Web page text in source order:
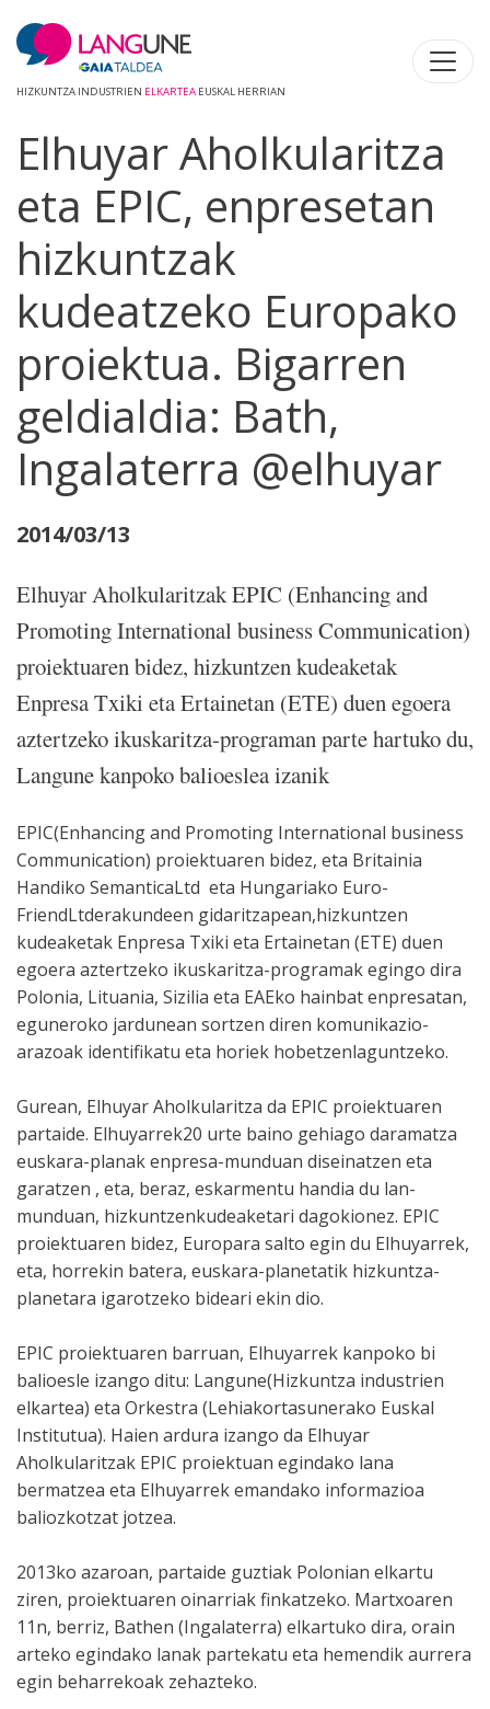
HIZKUNTZA INDUSTRIEN ELKARTEA EUSKAL HERRIAN
Elhuyar Aholkularitza
eta EPIC, enpresetan
hizkuntzak
kudeatzeko Europako
proiektua. Bigarren
geldialdia: Bath,
Ingalaterra @elhuyar
2014/03/13
Elhuyar Aholkularitzak EPIC (Enhancing and
Promoting International business Communication)
proiektuaren bidez, hizkuntzen kudeaketak
Enpresa Txiki eta Ertainetan (ETE) duen egoera
aztertzeko ikuskaritza-programan parte hartuko du,
Langune kanpoko balioeslea izanik
EPIC(Enhancing and Promoting International business
Communication) proiektuaren bidez, eta Britainia
Handiko SemanticaLtd eta Hungariako Euro-
FriendLtderakundeen gidaritzapean,hizkuntzen
kudeaketak Enpresa Txiki eta Ertainetan (ETE) duen
egoera aztertzeko ikuskaritza-programak egingo dira
Polonia, Lituania, Sizilia eta EAEko hainbat enpresatan,
eguneroko jardunean sortzen diren komunikazio-
arazoak identifikatu eta horiek hobetzenlaguntzeko.
Gurean, Elhuyar Aholkularitza da EPIC proiektuaren
partaide. Elhuyarrek20 urte baino gehiago daramatza
euskara-planak enpresa-munduan diseinatzen eta
garatzen , eta, beraz, eskarmentu handia du lan-
munduan, hizkuntzenkudeaketari dagokionez. EPIC
proiektuaren bidez, Europara salto egin du Elhuyarrek,
eta, horrekin batera, euskara-planetatik hizkuntza-
planetara igarotzeko bideari ekin dio.
EPIC proiektuaren barruan, Elhuyarrek kanpoko bi
balioesle izango ditu: Langune(Hizkuntza industrien
elkartea) eta Orkestra (Lehiakortasunerako Euskal
Institutua). Haien ardura izango da Elhuyar
Aholkularitzak EPIC proiektuan egindako lana
bermatzea eta Elhuyarrek emandako informazioa
baliozkotzat jotzea.
2013ko azaroan, partaide guztiak Polonian elkartu
ziren, proiektuaren oinarriak finkatzeko. Martxoaren
11n, berriz, Bathen (Ingalaterra) elkartuko dira, orain
arteko egindako lanak partekatu eta hemendik aurrera
egin beharrekoak zehazteko.